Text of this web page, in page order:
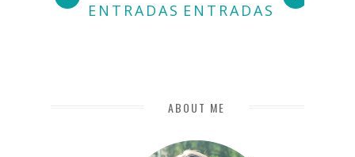
ENTRADAS ENTRADAS
ABOUT ME